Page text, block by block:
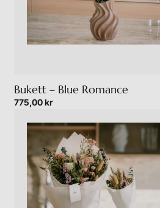
Bukett – Blue Romance
775,00kr